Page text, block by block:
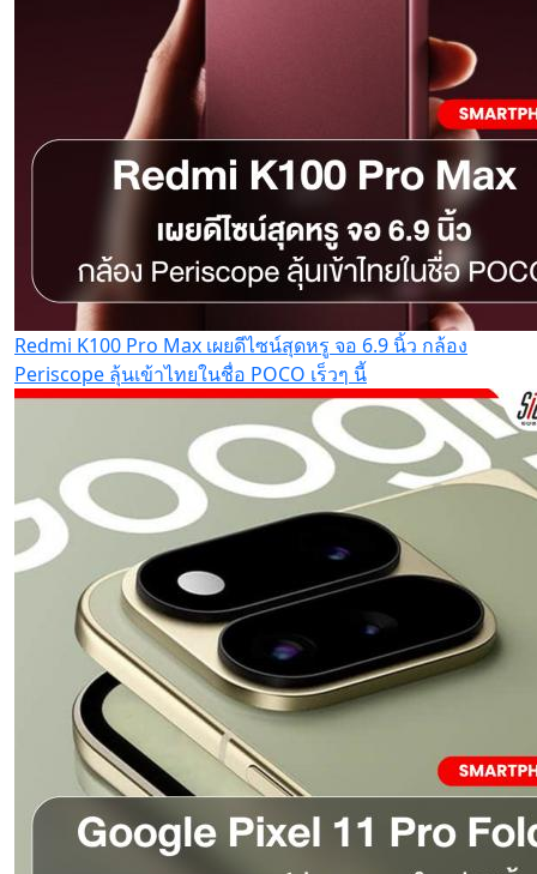
Redmi K100 Pro Max เผยดีไซน์สุดหรู จอ 6.9 นิ้ว กล้อง
Periscope ลุ้นเข้าไทยในชื่อ POCO เร็วๆ นี้